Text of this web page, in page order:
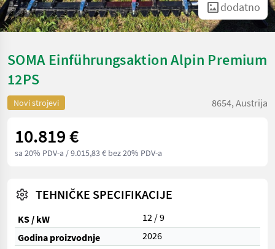
dodatno
SOMA Einführungsaktion Alpin Premium
12PS
Novi strojevi 8654, Austrija
10.819 €
sa 20% PDV-a / 9.015,83 € bez 20% PDV-a
TEHNIČKE SPECIFIKACIJE
KS / kW
12 / 9
Godina proizvodnje
2026